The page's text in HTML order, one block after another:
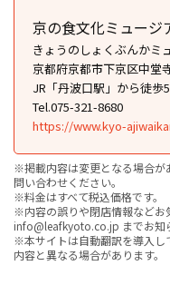
京の食文化ミュージ
きょうのしょくぶんかミ
京都府京都市下京区中堂
JR「丹波口駅」から徒歩
Tel.075-321-8680
https://www.kyo-
※掲載内容は変更となる場合が
問い合わせください。
※料金はすべて税込価格です。
※内容の誤りや閉店情報などお
info@leafkyoto.co.jp までお知
※本サイトは自動翻訳を導入し
内容と異なる場合があります。